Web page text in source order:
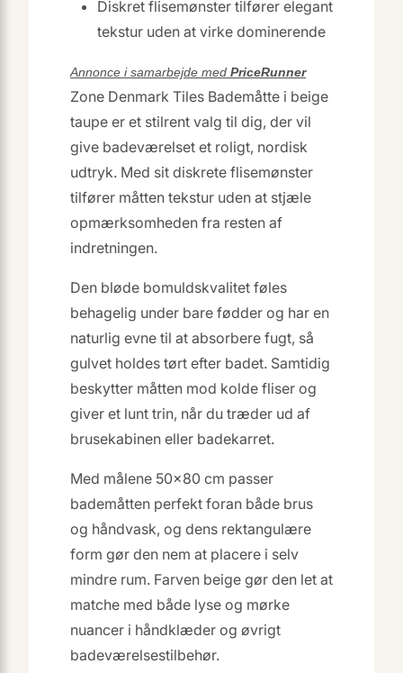
Diskret flisemønster tilfører elegant
tekstur uden at virke dominerende
Annonce i samarbejde med PriceRunner
Zone Denmark Tiles Bademåtte i beige
taupe er et stilrent valg til dig, der vil
give badeværelset et roligt, nordisk
udtryk. Med sit diskrete flisemønster
tilfører måtten tekstur uden at stjæle
opmærksomheden fra resten af
indretningen.
Den bløde bomuldskvalitet føles
behagelig under bare fødder og har en
naturlig evne til at absorbere fugt, så
gulvet holdes tørt efter badet. Samtidig
beskytter måtten mod kolde fliser og
giver et lunt trin, når du træder ud af
brusekabinen eller badekarret.
Med målene 50×80 cm passer
bademåtten perfekt foran både brus
og håndvask, og dens rektangulære
form gør den nem at placere i selv
mindre rum. Farven beige gør den let at
matche med både lyse og mørke
nuancer i håndklæder og øvrigt
badeværelsestilbehør.